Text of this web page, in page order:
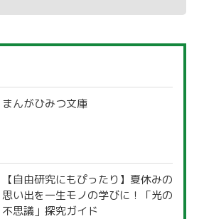
まんがひみつ文庫
【自由研究にもぴったり】夏休みの
思い出を一生モノの学びに！「光の
不思議」探究ガイド